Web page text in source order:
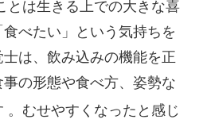
とは生きる上での大きな喜
べたい」という気持ちを
は、飲み込みの機能を正
の形態や食べ方、姿勢な
。むせやすくなったと感じ